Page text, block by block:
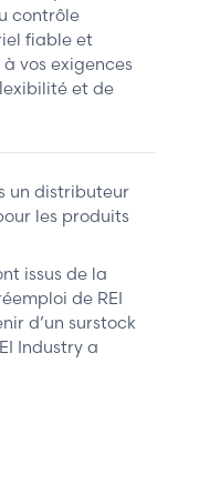
contrôle
fiable et
vos exigences
et de
un distributeur
les produits
issus de la
de REI
d’un surstock
Industry a